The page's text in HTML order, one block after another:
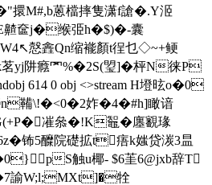
擐M#,b蒽檔摔隻潇f謒�.Y洍
齄奩j�缑弫h�$)�-囊
慤錱Qn缩褦顏t徎乜◇~+鲠
yj阱癊罓%�2S(琞]�枰N徕P
614 0 obj <>stream H墱昡o�0
n鞴\!�<0�2妰�4�#h]瞰谙
凗叅�!K鼅�廛覾瑑
钸5醾院礎拡t痦k媸贷湠3昷
S触u椰- $6茥6@jxb辞Τ
諭W;l;MXt]�牷